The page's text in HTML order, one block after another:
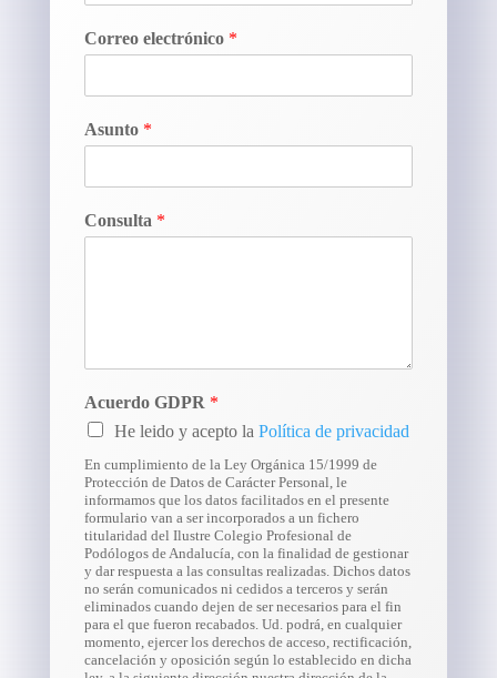
Correo electrónico *
Asunto *
Consulta *
Acuerdo GDPR *
He leido y acepto la Política de privacidad
En cumplimiento de la Ley Orgánica 15/1999 de
Protección de Datos de Carácter Personal, le
informamos que los datos facilitados en el presente
formulario van a ser incorporados a un fichero
titularidad del Ilustre Colegio Profesional de
Podólogos de Andalucía, con la finalidad de gestionar
y dar respuesta a las consultas realizadas. Dichos datos
no serán comunicados ni cedidos a terceros y serán
eliminados cuando dejen de ser necesarios para el fin
para el que fueron recabados. Ud. podrá, en cualquier
momento, ejercer los derechos de acceso, rectificación,
cancelación y oposición según lo establecido en dicha